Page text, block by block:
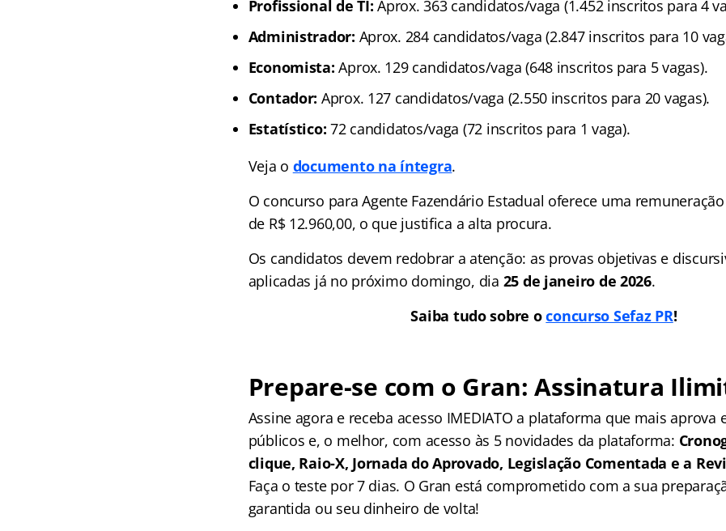
Profissional de TI: Aprox. 363 candidatos/vaga (1.452 inscritos para 4
Administrador: Aprox. 284 candidatos/vaga (2.847 inscritos para 10
Economista: Aprox. 129 candidatos/vaga (648 inscritos para 5 vagas).
Contador: Aprox. 127 candidatos/vaga (2.550 inscritos para 20 vagas).
Estatístico: 72 candidatos/vaga (72 inscritos para 1 vaga).
Veja o documento na íntegra.
O concurso para Agente Fazendário Estadual oferece uma
de R$ 12.960,00, o que justifica a alta procura.
Os candidatos devem redobrar a atenção: as provas objetivas e
aplicadas já no próximo domingo, dia 25 de janeiro de 2026.
Saiba tudo sobre oconcurso Sefaz PR!
Prepare-se com o Gran: Assinatura
Assine agora e receba acesso IMEDIATO a plataforma que mais aprova
públicos e, o melhor, com acesso às 5 novidades da plataforma:
clique, Raio-X, Jornada do Aprovado, Legislação Comentada e a
Faça o teste por 7 dias. O Gran está comprometido com a sua
garantida ou seu dinheiro de volta!